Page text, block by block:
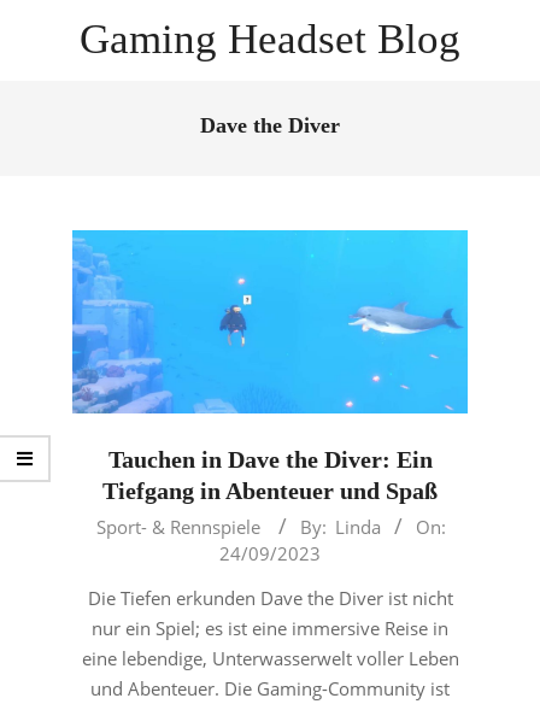
Gaming Headset Blog
Dave the Diver
Tauchen in Dave the Diver: Ein
Tiefgang in Abenteuer und Spaß
2023-
Sport- & Rennspiele By: Linda
On:
24/09/2023
Die Tiefen erkunden Dave the Diver ist nicht
nur ein Spiel; es ist eine immersive Reise in
eine lebendige, Unterwasserwelt voller Leben
und Abenteuer. Die Gaming-Community ist